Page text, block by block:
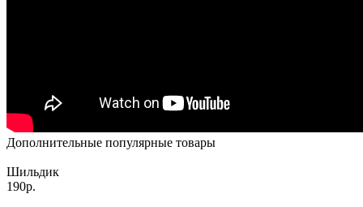
Дополнительные популярные товары
Шильдик
190р.